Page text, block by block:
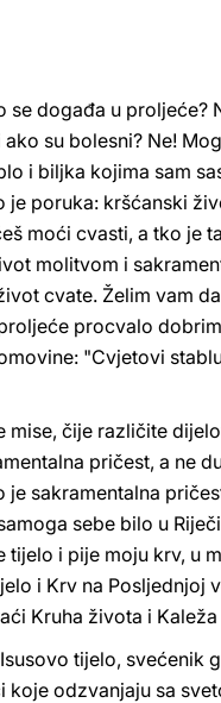
događa u proljeće?
su bolesni? Ne!
i biljka kojima sam
je poruka: kršćanski
moći cvasti, a tko je
molitvom i
cvate. Želim vam
procvalo
"Cvjetovi
čije različite
pričest, a ne
sakramentalna
sebe bilo u
i pije moju krv, u
i Krv na Posljednjoj
Kruha života i Kaleža
tijelo, svećenik
odzvanjaju sa